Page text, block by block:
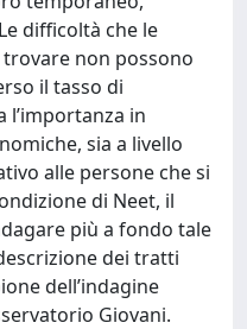
difficoltà che le
non possono
il tasso di
l’importanza in
sia a livello
alle persone che si
di Neet, il
più a fondo tale
dei tratti
dell’indagine
Giovani.